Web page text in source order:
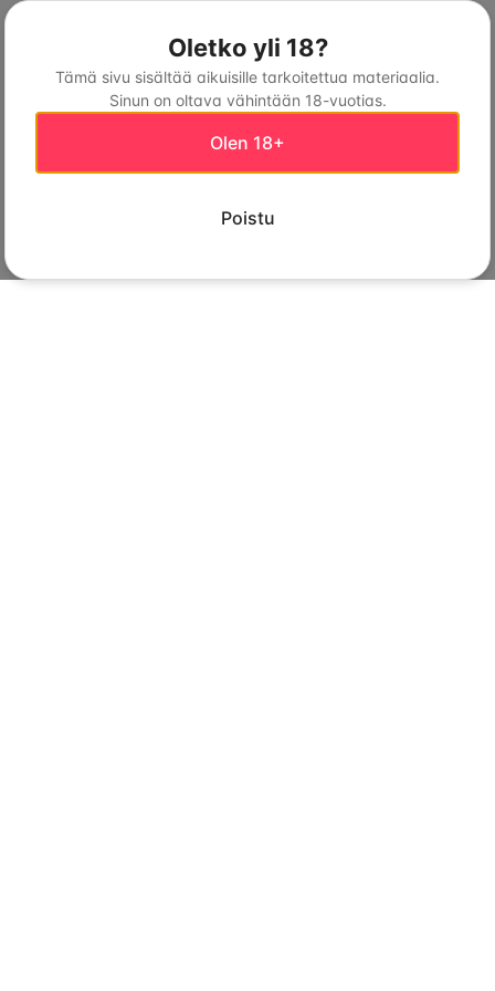
Oletko yli 18?
Tämä sivu sisältää aikuisille tarkoitettua materiaalia.
Sinun on oltava vähintään 18-vuotias.
Olen 18+
Poistu